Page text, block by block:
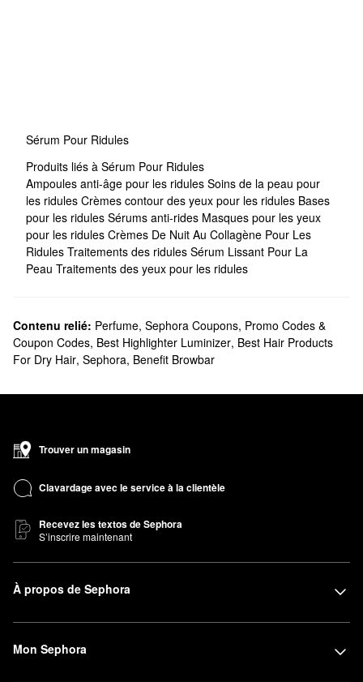
Sérum Pour Ridules
Produits liés à Sérum Pour Ridules
Ampoules anti-âge pour les ridules Soins de la peau pour
les ridules Crèmes contour des yeux pour les ridules Bases
pour les ridules Sérums anti-rides Masques pour les yeux
pour les ridules Crèmes De Nuit Au Collagène Pour Les
Ridules Traitements des ridules Sérum Lissant Pour La
Peau Traitements des yeux pour les ridules
Contenu relié: Perfume, Sephora Coupons, Promo Codes &
Coupon Codes, Best Highlighter Luminizer, Best Hair Products
For Dry Hair, Sephora, Benefit Browbar
Trouver un magasin
Clavardage avec le service à la clientèle
Recevez les textos de Sephora
S’inscrire maintenant
À propos de Sephora
Mon Sephora